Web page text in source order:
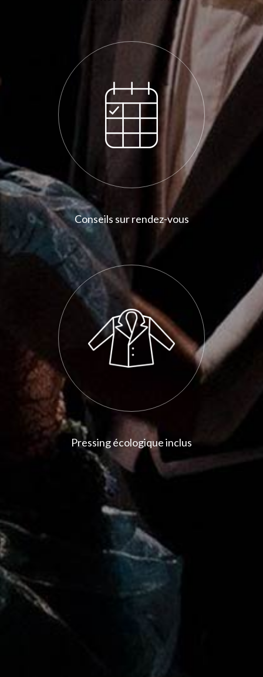
Conseils sur rendez-vous
Pressing écologique inclus